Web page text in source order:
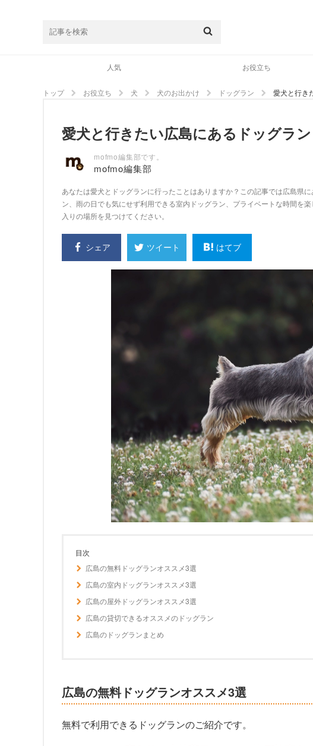
人気 お役立ち
トップ お役立ち 犬 犬のお出かけ ドッグラン 愛犬と行き
愛犬と行きたい広島にあるドッグラ
mofmo編集部です。
mofmo編集部
あなたは愛犬とドッグランに行ったことはありますか？この記事では広島県
ン、雨の日でも気にせず利用できる室内ドッグラン、プライベートな時間を
入りの場所を見つけてください。
シェア ツイート はてブ
目次
広島の無料ドッグランオススメ3選
広島の室内ドッグランオススメ3選
広島の屋外ドッグランオススメ3選
広島の貸切できるオススメのドッグラン
広島のドッグランまとめ
広島の無料ドッグランオススメ3選
無料で利用できるドッグランのご紹介です。